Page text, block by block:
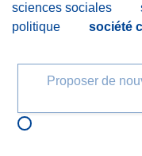
sciences sociales
politique
société
Proposer de